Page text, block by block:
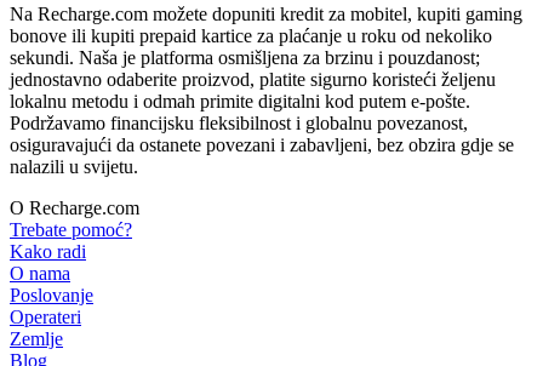
Na Recharge.com možete dopuniti kredit za mobitel, kupiti gaming
bonove ili kupiti prepaid kartice za plaćanje u roku od nekoliko
sekundi. Naša je platforma osmišljena za brzinu i pouzdanost;
jednostavno odaberite proizvod, platite sigurno koristeći željenu
lokalnu metodu i odmah primite digitalni kod putem e-pošte.
Podržavamo financijsku fleksibilnost i globalnu povezanost,
osiguravajući da ostanete povezani i zabavljeni, bez obzira gdje se
nalazili u svijetu.
O Recharge.com
Trebate pomoć?
Kako radi
O nama
Poslovanje
Operateri
Zemlje
Blog